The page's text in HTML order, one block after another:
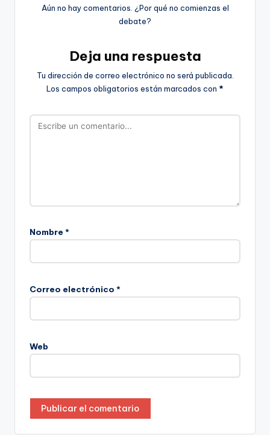
Aún no hay comentarios. ¿Por qué no comienzas el
debate?
Deja una respuesta
Tu dirección de correo electrónico no será publicada.
Los campos obligatorios están marcados con *
Nombre *
Correo electrónico *
Web